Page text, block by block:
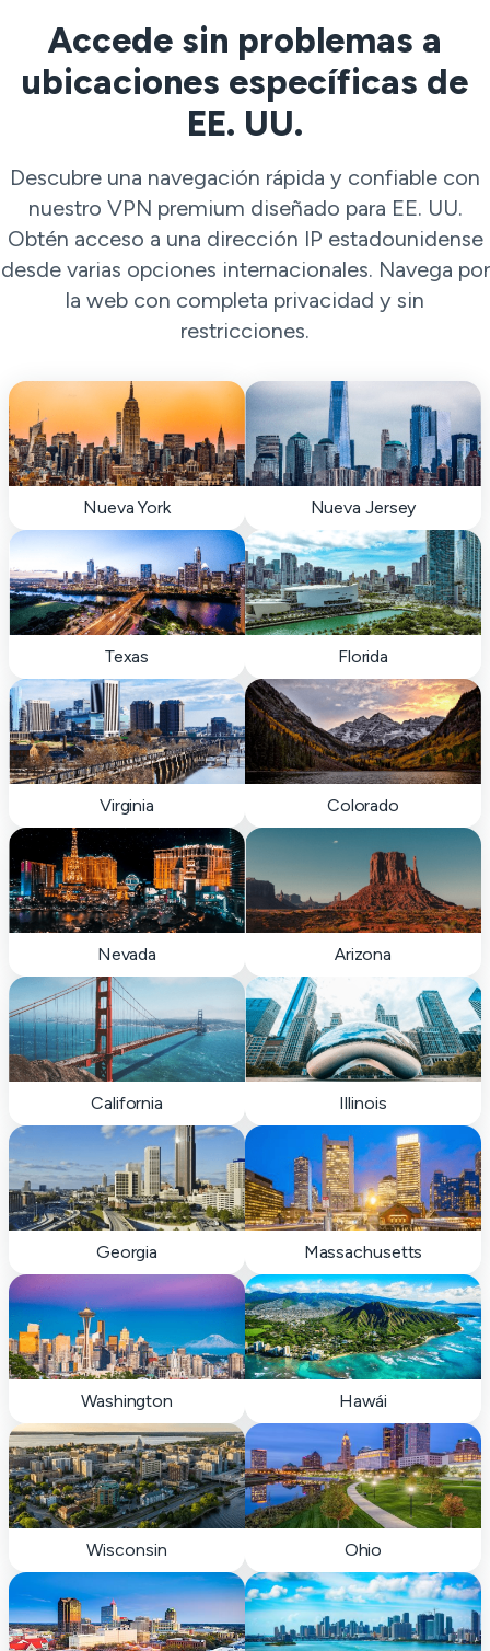
Accede sin problemas a
ubicaciones específicas de
EE. UU.
Descubre una navegación rápida y confiable con
nuestro VPN premium diseñado para EE. UU.
Obtén acceso a una dirección IP estadounidense
desde varias opciones internacionales. Navega por
la web con completa privacidad y sin
restricciones.
Nueva York Nueva Jersey
Texas Florida
Virginia Colorado
Nevada Arizona
California Illinois
Georgia Massachusetts
Washington Hawái
Wisconsin Ohio